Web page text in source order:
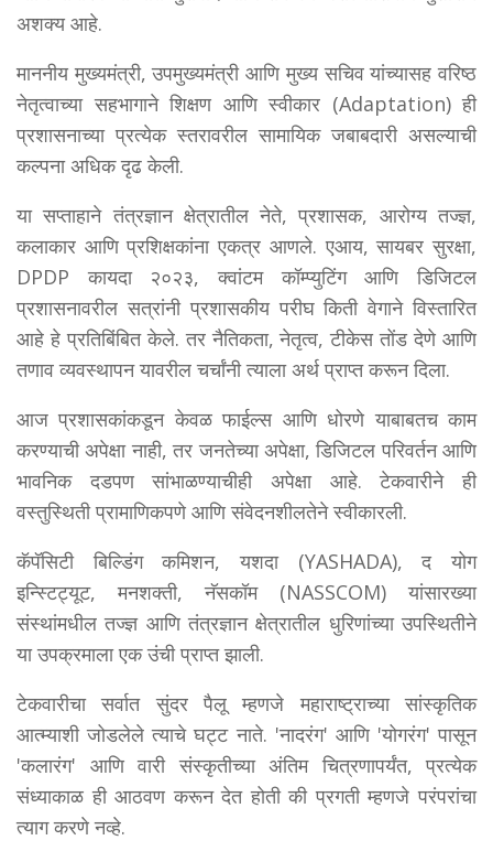
अशक्य आहे.
माननीय मुख्यमंत्री, उपमुख्यमंत्री आणि मुख्य सचिव यांच्यासह वरिष्ठ
नेतृत्वाच्या सहभागाने शिक्षण आणि स्वीकार (Adaptation) ही
प्रशासनाच्या प्रत्येक स्तरावरील सामायिक जबाबदारी असल्याची
कल्पना अधिक दृढ केली.
या सप्ताहाने तंत्रज्ञान क्षेत्रातील नेते, प्रशासक, आरोग्य तज्ज्ञ,
कलाकार आणि प्रशिक्षकांना एकत्र आणले. एआय, सायबर सुरक्षा,
DPDP कायदा २०२३, क्वांटम कॉम्प्युटिंग आणि डिजिटल
प्रशासनावरील सत्रांनी प्रशासकीय परीघ किती वेगाने विस्तारित
आहे हे प्रतिबिंबित केले. तर नैतिकता, नेतृत्व, टीकेस तोंड देणे आणि
तणाव व्यवस्थापन यावरील चर्चांनी त्याला अर्थ प्राप्त करून दिला.
आज प्रशासकांकडून केवळ फाईल्स आणि धोरणे याबाबतच काम
करण्याची अपेक्षा नाही, तर जनतेच्या अपेक्षा, डिजिटल परिवर्तन आणि
भावनिक दडपण सांभाळण्याचीही अपेक्षा आहे. टेकवारीने ही
वस्तुस्थिती प्रामाणिकपणे आणि संवेदनशीलतेने स्वीकारली.
कॅपॅसिटी बिल्डिंग कमिशन, यशदा (YASHADA), द योग
इन्स्टिट्यूट, मनशक्ती, नॅसकॉम (NASSCOM) यांसारख्या
संस्थांमधील तज्ज्ञ आणि तंत्रज्ञान क्षेत्रातील धुरिणांच्या उपस्थितीने
या उपक्रमाला एक उंची प्राप्त झाली.
टेकवारीचा सर्वात सुंदर पैलू म्हणजे महाराष्ट्राच्या सांस्कृतिक
आत्म्याशी जोडलेले त्याचे घट्ट नाते. 'नादरंग' आणि 'योगरंग' पासून
'कलारंग' आणि वारी संस्कृतीच्या अंतिम चित्रणापर्यंत, प्रत्येक
संध्याकाळ ही आठवण करून देत होती की प्रगती म्हणजे परंपरांचा
त्याग करणे नव्हे.